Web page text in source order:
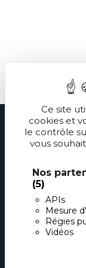
Ce site
cookies et
le contrôle
vous
Nos
(5)
APIs
Mesure
Régies
Vidéos